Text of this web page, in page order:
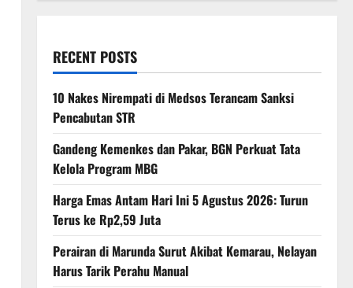
RECENT POSTS
10 Nakes Nirempati di Medsos Terancam Sanksi
Pencabutan STR
Gandeng Kemenkes dan Pakar, BGN Perkuat Tata
Kelola Program MBG
Harga Emas Antam Hari Ini 5 Agustus 2026: Turun
Terus ke Rp2,59 Juta
Perairan di Marunda Surut Akibat Kemarau, Nelayan
Harus Tarik Perahu Manual